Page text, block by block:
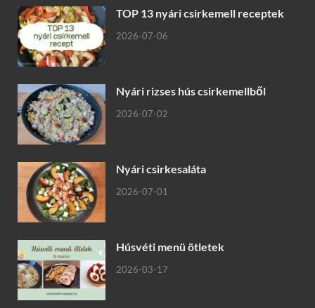
TOP 13 nyári csirkemell receptek
2026-07-06
Nyári rizses hús csirkemellből
2026-07-02
Nyári csirkesaláta
2026-07-01
Húsvéti menü ötletek
2026-03-17